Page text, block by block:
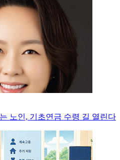
노인, 기초연금 수령 길 열린다